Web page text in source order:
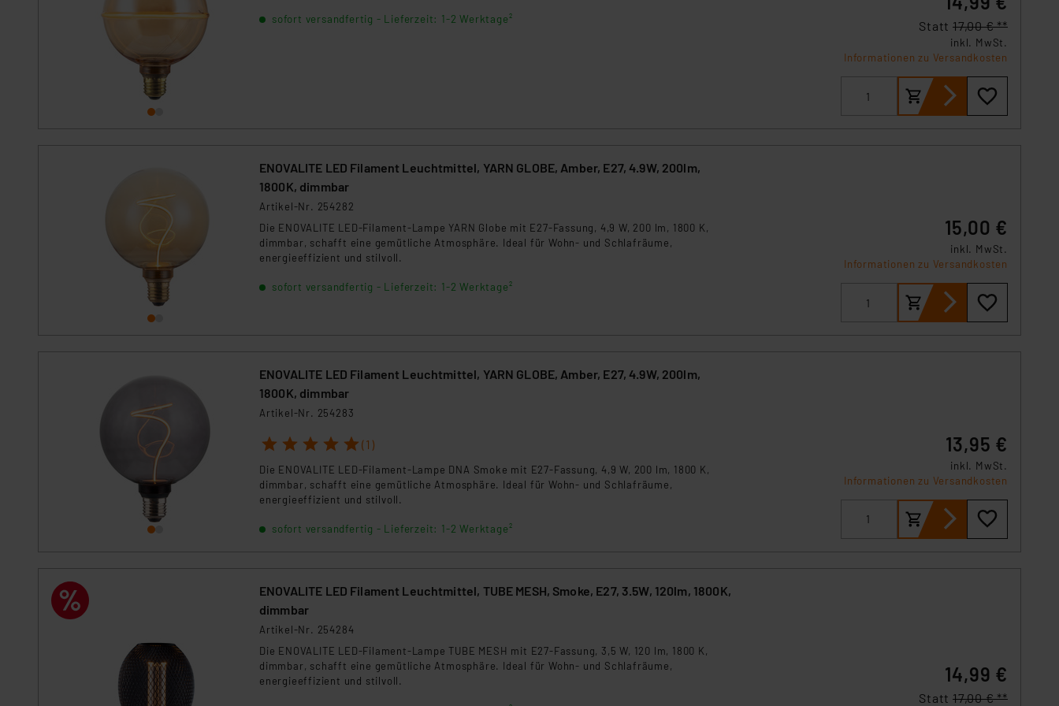
Für die USA besteht kein Angemessenheitsbeschluss der EU. Dies bedeutet, dass die USA als Land mit unzureichendem
Datenschutz nach EU-Standards eingestuft wird. So besteht etwa das Risiko, dass US-Behörden personenbezogene
Daten in Überwachungsprogrammen verarbeiten, ohne dass hiergegen Klagemöglichkeiten für Europäer bestehen.
sofort versandfertig - Lieferzeit: 1-2 Werktage² Statt 17,00 € **
inkl. MwSt.
Informationen zu Versandkosten
ENOVALITE LED Filament Leuchtmittel, YARN GLOBE, Amber, E27, 4.9W, 200lm,
1800K, dimmbar
Artikel-Nr. 254282
Die ENOVALITE LED-Filament-Lampe YARN Globe mit E27-Fassung, 4,9 W, 200 lm, 1800 K,
dimmbar, schafft eine gemütliche Atmosphäre. Ideal für Wohn- und Schlafräume,
energieeffizient und stilvoll.
sofort versandfertig - Lieferzeit: 1-2 Werktage²
15,00 €
inkl. MwSt.
Informationen zu Versandkosten
ENOVALITE LED Filament Leuchtmittel, YARN GLOBE, Amber, E27, 4.9W, 200lm,
1800K, dimmbar
Artikel-Nr. 254283
1 2 3 4 5 (1)
Die ENOVALITE LED-Filament-Lampe DNA Smoke mit E27-Fassung, 4,9 W, 200 lm, 1800 K,
dimmbar, schafft eine gemütliche Atmosphäre. Ideal für Wohn- und Schlafräume,
energieeffizient und stilvoll.
sofort versandfertig - Lieferzeit: 1-2 Werktage²
13,95 €
inkl. MwSt.
Informationen zu Versandkosten
ENOVALITE LED Filament Leuchtmittel, TUBE MESH, Smoke, E27, 3.5W, 120lm, 1800K,
dimmbar
Artikel-Nr. 254284
Die ENOVALITE LED-Filament-Lampe TUBE MESH mit E27-Fassung, 3,5 W, 120 lm, 1800 K,
dimmbar, schafft eine gemütliche Atmosphäre. Ideal für Wohn- und Schlafräume,
energieeffizient und stilvoll.
14,99 €
Statt 17,00 € **